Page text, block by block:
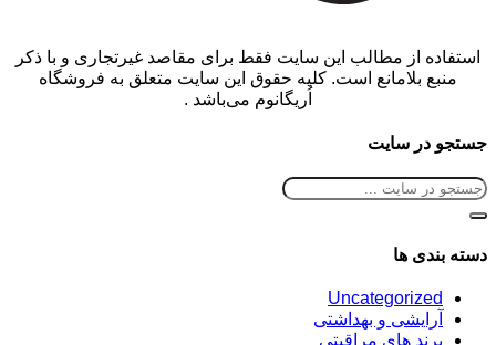
استفاده از مطالب این سایت فقط برای مقاصد غیرتجاری و با ذکر
منبع بلامانع است. کلیه حقوق این سایت متعلق به فروشگاه
اُریگانوم می‌باشد .
جستجو در سایت
دسته بندی ها
Uncategorized
آرایشی و بهداشتی
برند های مراقبتی